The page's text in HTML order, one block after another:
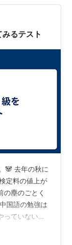
し ・定位置が
には全部やり
るテスト
🐼 去年の秋に
定料の値上が
の塵のごとく
国語の勉強は
っていないの
ら、なんと